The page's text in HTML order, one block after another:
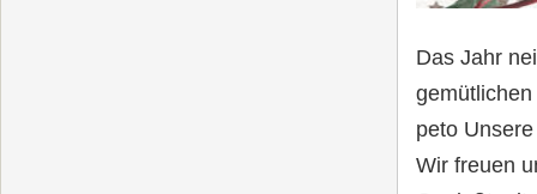
Das Jahr
peto
Wir freuen